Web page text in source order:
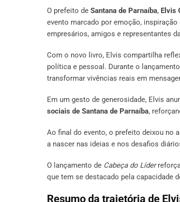
O prefeito de Santana de Parnaíba, Elvis
evento marcado por emoção,
empresários, amigos e representantes
Com o novo livro, Elvis compartilha
política e pessoal. Durante o
transformar vivências reais em
Em um gesto de generosidade, Elvis
sociais de Santana de Parnaíba,
Ao final do evento, o prefeito deixou no
a nascer nas ideias e nos desafios
O lançamento de Cabeça do Líder
que tem se destacado pela capacidade
Resumo da trajetória de